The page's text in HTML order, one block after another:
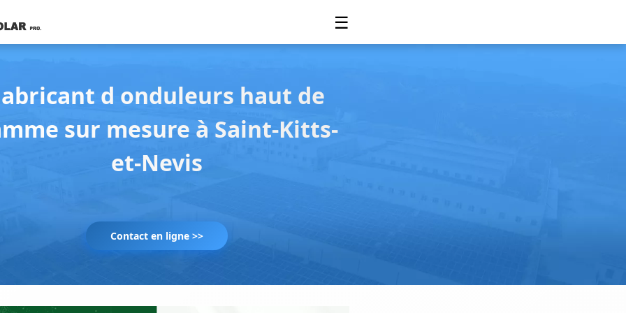
☰
d onduleurs haut de
sur mesure à Saint-Kitts-
et-Nevis
Contact en ligne >>